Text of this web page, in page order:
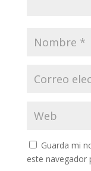
Guarda mi
este navegador